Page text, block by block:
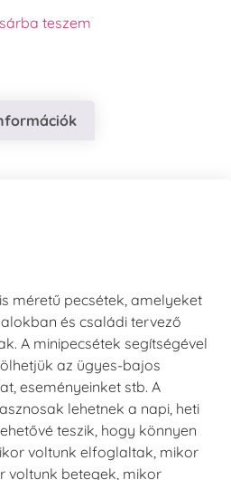
teszem
méretű pecsétek, amelyeket
és családi tervező
A minipecsétek segítségével
az ügyes-bajos
eseményeinket stb. A
lehetnek a napi, heti
teszik, hogy könnyen
voltunk elfoglaltak, mikor
voltunk betegek, mikor